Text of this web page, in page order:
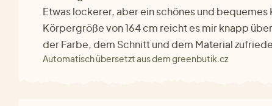
Etwas lockerer, aber ein schönes und bequemes
Körpergröße von 164 cm reicht es mir knapp
der Farbe, dem Schnitt und dem Material
Automatisch übersetzt aus dem greenbutik.cz